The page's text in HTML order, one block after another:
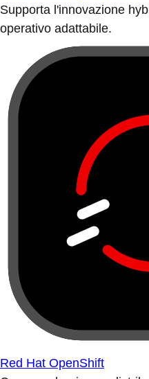
Supporta l'innovazione
operativo adattabile.
Red Hat OpenShift